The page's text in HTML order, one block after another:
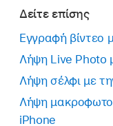
Δείτε επίσης
Εγγραφή βίντεο
Λήψη Live Photo
Λήψη σέλφι με
Λήψη
iPhone